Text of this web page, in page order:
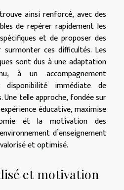
ainsi renforcé, avec des
de repérer rapidement les
et de proposer des
surmonter ces difficultés. Les
sont dus à une adaptation
à un accompagnement
immédiate de
Une telle approche, fondée sur
éducative, maximise
et la motivation des
d’enseignement
et optimisé.
et motivation